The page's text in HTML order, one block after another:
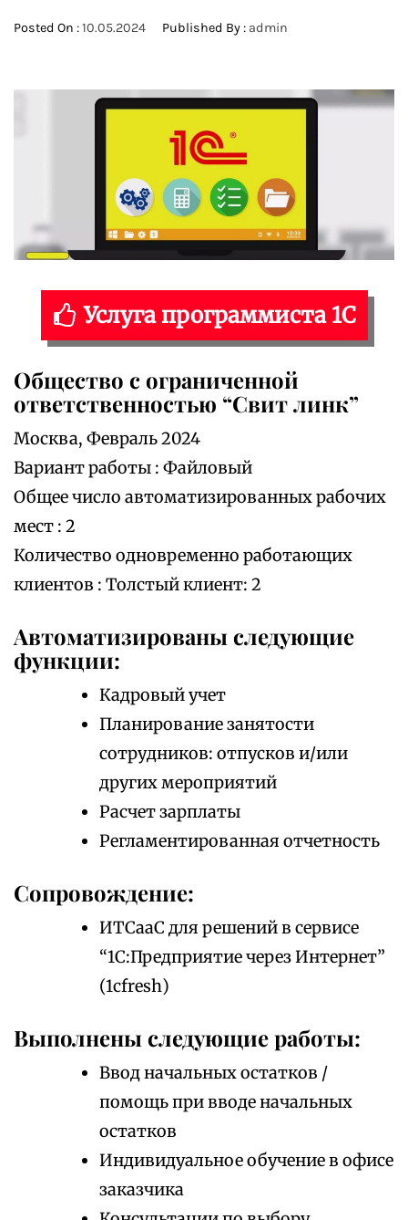
Posted On :10.05.2024 Published By : admin
Услуга программиста 1С
Общество с ограниченной
ответственностью “Свит линк”
Москва, Февраль 2024
Вариант работы : Файловый
Общее число автоматизированных рабочих
мест : 2
Количество одновременно работающих
клиентов : Толстый клиент: 2
Автоматизированы следующие
функции:
Кадровый учет
Планирование занятости
сотрудников: отпусков и/или
других мероприятий
Расчет зарплаты
Регламентированная отчетность
Сопровождение:
ИТСааС для решений в сервисе
“1С:Предприятие через Интернет”
(1cfresh)
Выполнены следующие работы:
Ввод начальных остатков /
помощь при вводе начальных
остатков
Индивидуальное обучение в офисе
заказчика